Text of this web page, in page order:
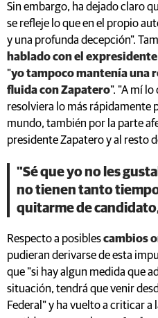
Sin embargo, ha dejado claro
se refleje lo que en el propio
y una profunda decepción".
hablado con el expresidente
"yo tampoco mantenía una
fluida con Zapatero". "A mí lo
resolviera lo más rápidamente
mundo, también por la parte
presidente Zapatero y al resto
"Sé que yo no les
no tienen tanto
quitarme de
Respecto a posiblescambios
pudieran derivarse de esta
que "si hay algun medida que
situación, tendrá que venir
Federal" y ha vuelto a criticar a